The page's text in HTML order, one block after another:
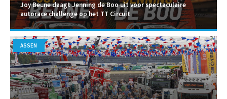
Joy Beune daagt Jenning de Boo uit voor spectaculaire
autorace challenge op het TT Circuit
ASSEN